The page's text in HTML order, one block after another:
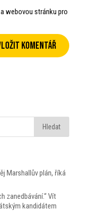
webovou stránku pro
Marshallův plán, říká
zanedbávání.“ Vít
kandidátem